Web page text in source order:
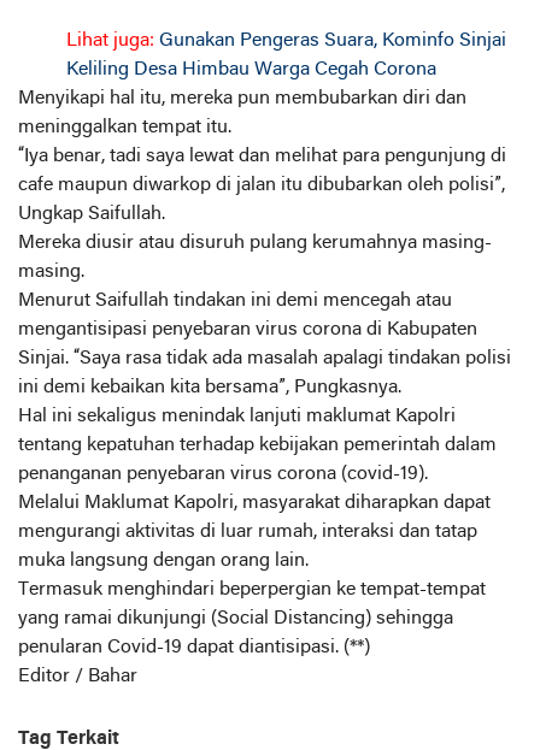
Lihat juga: Gunakan Pengeras Suara, Kominfo Sinjai
Keliling Desa Himbau Warga Cegah Corona
Menyikapi hal itu, mereka pun membubarkan diri dan
meninggalkan tempat itu.
“Iya benar, tadi saya lewat dan melihat para pengunjung di
cafe maupun diwarkop di jalan itu dibubarkan oleh polisi”,
Ungkap Saifullah.
Mereka diusir atau disuruh pulang kerumahnya masing-
masing.
Menurut Saifullah tindakan ini demi mencegah atau
mengantisipasi penyebaran virus corona di Kabupaten
Sinjai. “Saya rasa tidak ada masalah apalagi tindakan polisi
ini demi kebaikan kita bersama”, Pungkasnya.
Hal ini sekaligus menindak lanjuti maklumat Kapolri
tentang kepatuhan terhadap kebijakan pemerintah dalam
penanganan penyebaran virus corona (covid-19).
Melalui Maklumat Kapolri, masyarakat diharapkan dapat
mengurangi aktivitas di luar rumah, interaksi dan tatap
muka langsung dengan orang lain.
Termasuk menghindari beperpergian ke tempat-tempat
yang ramai dikunjungi (Social Distancing) sehingga
penularan Covid-19 dapat diantisipasi. (**)
Editor / Bahar
Tag Terkait